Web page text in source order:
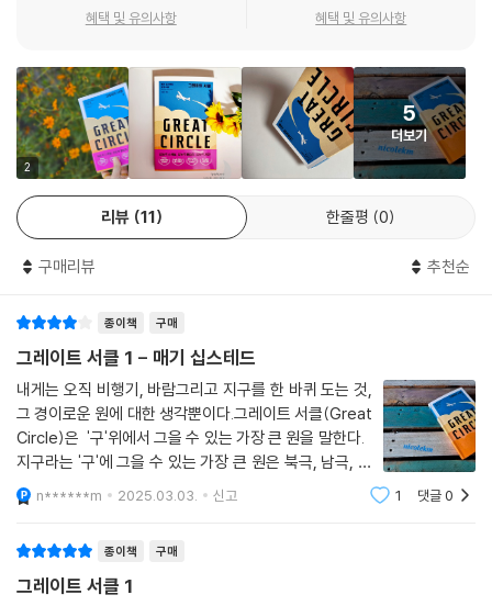
리기를 좋아하는 제이미와 달리 몬태나주 미줄라의 자연을 자유롭게 떠돌
말을 타고 산을 오르던 중 손을 뻗으면 바퀴에 닿을 수 있을 만큼 아주 낮게
날아가는 복엽기 한 대를 맞닥뜨린 것이다. 그리고 그 비행기에 직접 타본
뒤 비행 자체에 완전히 매료된 메리언은 무슨 일이 있어도 비행사가 되고
말겠다는 결심을 한다.
메리언은 비행 교습비를 모으기 위해 배달 일을 하다가 밀주업자이자 대농
장을 소유하고 있는 바클리를 알게 되고, 메리언에게 한눈에 반한 바클리
메리언은 덫에 걸렸다는 느낌을 지울 수 없으면서도 비행을 하고 싶다는
견디지 못하고 도망쳐 새로운 삶으로―알래스카로, 2차대전이 발발한 뒤
에는 영국으로―날아간다. 그리고 마침내, 지구를 크게 한 바퀴 도는 세계
일주 비행을 시작하며 일생의 꿈을 이루기 위한 도전에 나선다.
더 멀리 갈 수 있다면,
하늘로 날아올라 영원히 착륙할 필요가 없다면,
그렇다면 자유로워질지도 모른다
소설의 제목인 ‘그레이트 서클(Great Circle)’은 구 위에서 그을 수 있는
가장 커다란 원을 의미하며, 지구를 기준으로는 북극과 남극을 지나는 경
도선과 적도를 말한다. 이는 지구 전체를 한 바퀴 도는 메리언의 비행과 관
혜택 및 유의사항 혜택 및 유의사항
2
5
더보기
리뷰 11 한줄평 0
구매리뷰 추천순
종이책 구매
그레이트 서클 1 - 매기 십스테드
내게는 오직 비행기, 바람그리고 지구를 한 바퀴 도는 것,
그 경이로운 원에 대한 생각뿐이다.그레이트 서클(Great
Circle)은 '구'위에서 그을 수 있는 가장 큰 원을 말한다.
지구라는 '구'에 그을 수 있는 가장 큰 원은 북극, 남극, 적
도등 구의 가장 먼 지점들을 연결하는 원일 것이다. 그 원
을 직접 하늘을 날며 그려보고 싶었던 여성이 있었다. 그
n******m 2025.03.03. 신고 1 댓글0
종이책 구매
그레이트 서클 1